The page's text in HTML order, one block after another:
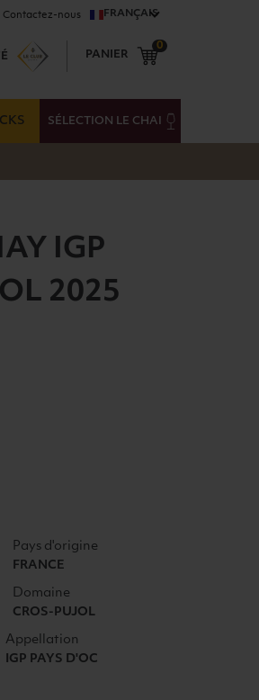
Contactez-nous FRANÇAIS
PANIER
0
SÉLECTION LE CHAI
IGP
2025
Pays d'origine
FRANCE
Domaine
CROS-PUJOL
Appellation
IGP PAYS D'OC